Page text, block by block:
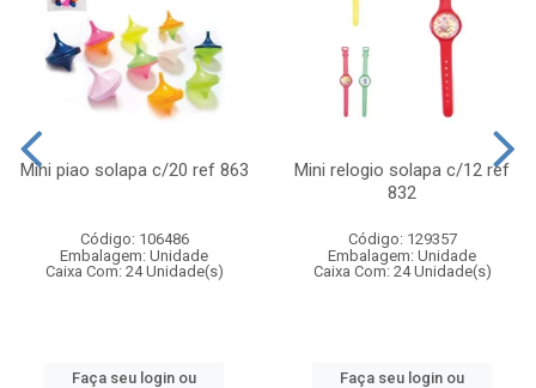
Mini piao solapa c/20 ref 863
Código: 106486
Embalagem: Unidade
Caixa Com: 24 Unidade(s)
Faça seu login ou
Mini relogio solapa c/12 ref
832
Código: 129357
Embalagem: Unidade
Caixa Com: 24 Unidade(s)
Faça seu login ou